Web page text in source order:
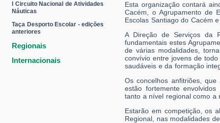
I Circuito Nacional de Atividades
Náuticas
Taça Desporto Escolar - edições
anteriores
Regionais
Internacionais
Esta organização contará
Cacém, o Agrupamento de
Escolas Santiago do Cacém
A Direção de Serviços da
fundamentais estes
de várias modalidades,
convívio entre jovens de
saudáveis e da formação
Os concelhos anfitriões,
estão fortemente
tanto a nível regional como a
Estarão em competição, os
Regional, nas modalidades